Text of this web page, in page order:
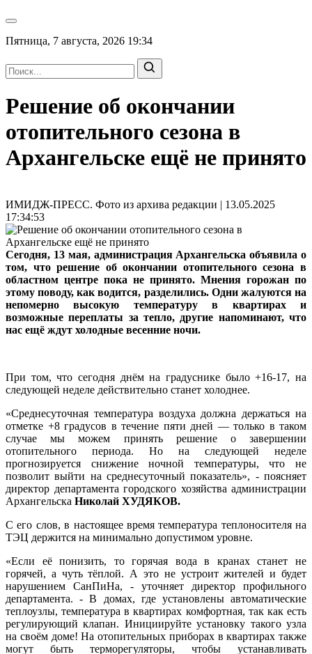
Пятница, 7 августа, 2026 19:34
Решение об окончании
отопительного сезона в
Архангельске ещё не принято
ИМИДЖ-ПРЕСС. Фото из архива редакции | 13.05.2025
17:34:53
Сегодня, 13 мая, администрация Архангельска объявила о
том, что решение об окончании отопительного сезона в
областном центре пока не принято. Мнения горожан по
этому поводу, как водится, разделились. Одни жалуются на
непомерно высокую температуру в квартирах и
возможные переплаты за тепло, другие напоминают, что
нас ещё ждут холодные весенние ночи.
При том, что сегодня днём на градуснике было +16-17, на
следующей неделе действительно станет холоднее.
«Среднесуточная температура воздуха должна держаться на
отметке +8 градусов в течение пяти дней — только в таком
случае мы можем принять решение о завершении
отопительного периода. Но на следующей неделе
прогнозируется снижение ночной температуры, что не
позволит выйти на среднесуточный показатель», - поясняет
директор департамента городского хозяйства администрации
Архангельска Николай ХУДЯКОВ.
С его слов, в настоящее время температура теплоносителя на
ТЭЦ держится на минимально допустимом уровне.
«Если её понизить, то горячая вода в кранах станет не
горячей, а чуть тёплой. А это не устроит жителей и будет
нарушением СанПиНа, - уточняет директор профильного
департамента. - В домах, где установлены автоматические
теплоузлы, температура в квартирах комфортная, так как есть
регулирующий клапан. Инициируйте установку такого узла
на своём доме! На отопительных приборах в квартирах также
могут быть терморегуляторы, чтобы устанавливать